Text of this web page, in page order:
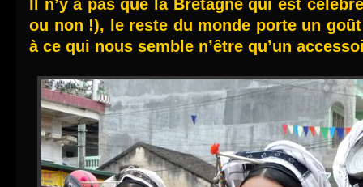
Il n’y a pas que la Bretagne qui est
ou non !), le reste du monde porte un
à ce qui nous semble n’être qu’un